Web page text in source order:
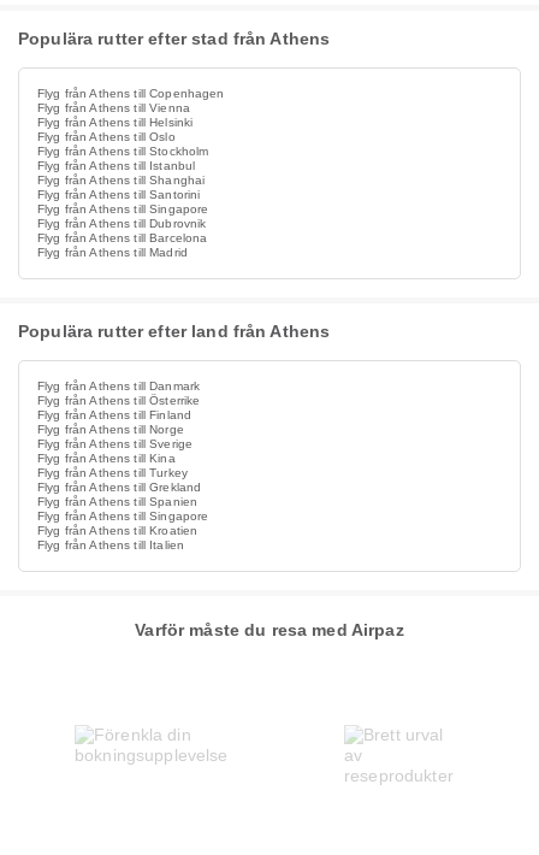
Populära rutter efter stad från Athens
Flyg från Athens till Copenhagen
Flyg från Athens till Vienna
Flyg från Athens till Helsinki
Flyg från Athens till Oslo
Flyg från Athens till Stockholm
Flyg från Athens till Istanbul
Flyg från Athens till Shanghai
Flyg från Athens till Santorini
Flyg från Athens till Singapore
Flyg från Athens till Dubrovnik
Flyg från Athens till Barcelona
Flyg från Athens till Madrid
Populära rutter efter land från Athens
Flyg från Athens till Danmark
Flyg från Athens till Österrike
Flyg från Athens till Finland
Flyg från Athens till Norge
Flyg från Athens till Sverige
Flyg från Athens till Kina
Flyg från Athens till Turkey
Flyg från Athens till Grekland
Flyg från Athens till Spanien
Flyg från Athens till Singapore
Flyg från Athens till Kroatien
Flyg från Athens till Italien
Varför måste du resa med Airpaz